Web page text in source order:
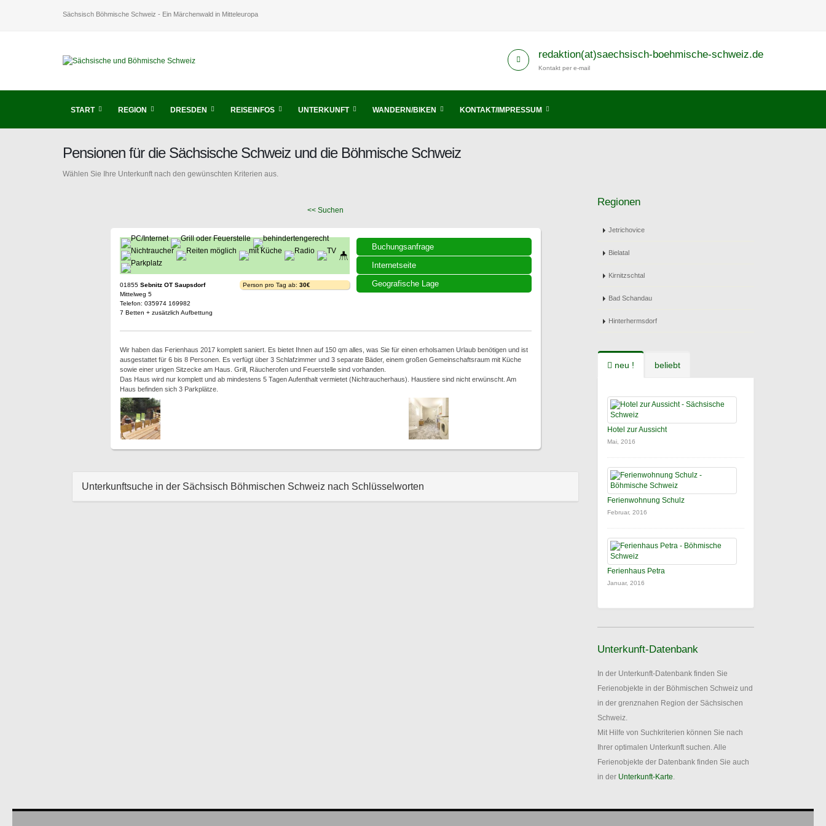
Sächsisch Böhmische Schweiz - Ein Märchenwald in Mitteleuropa
redaktion(at)saechsisch-boehmische-schweiz.de
Kontakt per e-mail
START REGION DRESDEN REISEINFOS UNTERKUNFT WANDERN/BIKEN KONTAKT/IMPRESSUM
Pensionen für die Sächsische Schweiz und die Böhmische Schweiz
Wählen Sie Ihre Unterkunft nach den gewünschten Kriterien aus.
<< Suchen
Buchungsanfrage
Internetseite
Geografische Lage
01855 Sebnitz OT Saupsdorf
Mittelweg 5
Telefon: 035974 169982
7 Betten + zusätzlich Aufbettung
Person pro Tag ab: 30€
Wir haben das Ferienhaus 2017 komplett saniert. Es bietet Ihnen auf 150 qm alles, was Sie für einen erholsamen Urlaub benötigen und ist
ausgestattet für 6 bis 8 Personen. Es verfügt über 3 Schlafzimmer und 3 separate Bäder, einem großen Gemeinschaftsraum mit Küche
sowie einer urigen Sitzecke am Haus. Grill, Räucherofen und Feuerstelle sind vorhanden.
Das Haus wird nur komplett und ab mindestens 5 Tagen Aufenthalt vermietet (Nichtraucherhaus). Haustiere sind nicht erwünscht. Am
Haus befinden sich 3 Parkplätze.
Unterkunftsuche in der Sächsisch Böhmischen Schweiz nach Schlüsselworten
Regionen
Jetrichovice
Bielatal
Kirnitzschtal
Bad Schandau
Hinterhermsdorf
neu ! beliebt
Hotel zur Aussicht
Mai, 2016
Ferienwohnung Schulz
Februar, 2016
Ferienhaus Petra
Januar, 2016
Unterkunft-Datenbank
In der Unterkunft-Datenbank finden Sie
Ferienobjekte in der Böhmischen Schweiz und
in der grenznahen Region der Sächsischen
Schweiz.
Mit Hilfe von Suchkriterien können Sie nach
Ihrer optimalen Unterkunft suchen. Alle
Ferienobjekte der Datenbank finden Sie auch
in der Unterkunft-Karte.